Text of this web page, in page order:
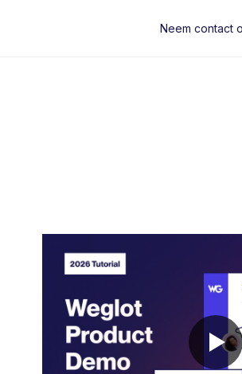
Neem contact